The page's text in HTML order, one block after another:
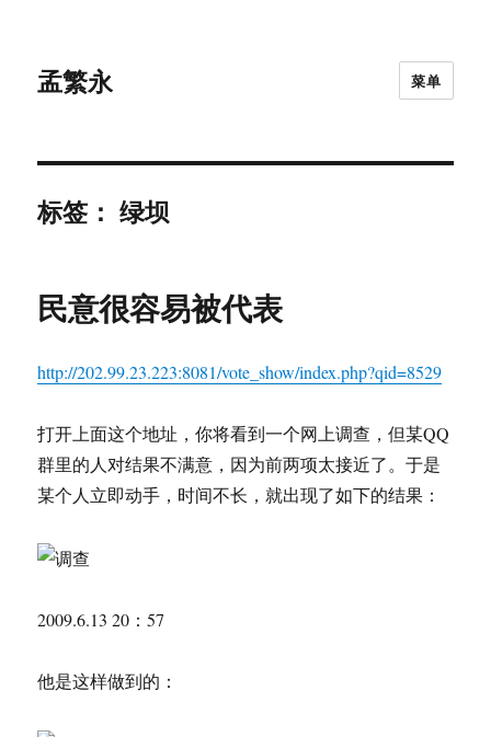
孟繁永 菜单
标签：绿坝
民意很容易被代表
http://202.99.23.223:8081/vote_show/index.php?qid=8529
打开上面这个地址，你将看到一个网上调查，但某QQ
群里的人对结果不满意，因为前两项太接近了。于是
某个人立即动手，时间不长，就出现了如下的结果：
2009.6.13 20：57
他是这样做到的：